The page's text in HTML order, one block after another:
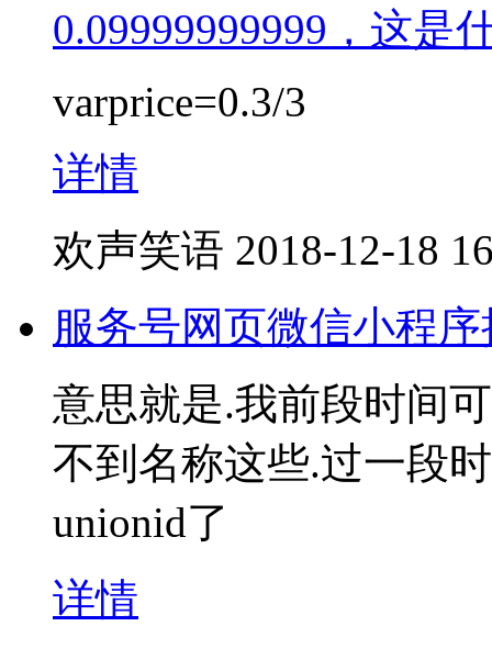
0.09999999999，这是
varprice=0.3/3
详情
欢声笑语 2018-12-18
服务号网页微信小程
意思就是.我前段时间
不到名称这些.过一段
unionid了
详情